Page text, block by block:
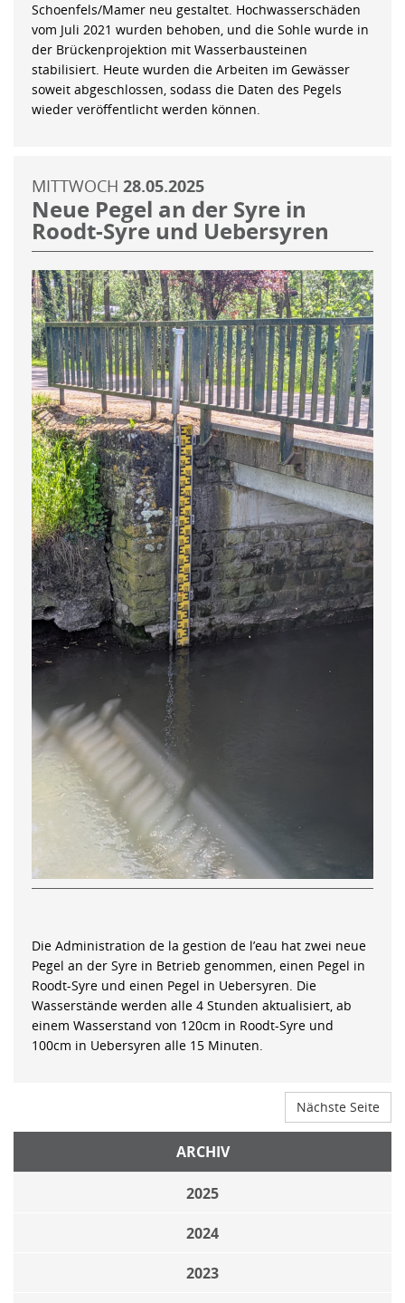
Schoenfels/Mamer neu gestaltet. Hochwasserschäden
vom Juli 2021 wurden behoben, und die Sohle wurde in
der Brückenprojektion mit Wasserbausteinen
stabilisiert. Heute wurden die Arbeiten im Gewässer
soweit abgeschlossen, sodass die Daten des Pegels
wieder veröffentlicht werden können.
MITTWOCH 28.05.2025
Neue Pegel an der Syre in
Roodt-Syre und Uebersyren
Die Administration de la gestion de l’eau hat zwei neue
Pegel an der Syre in Betrieb genommen, einen Pegel in
Roodt-Syre und einen Pegel in Uebersyren. Die
Wasserstände werden alle 4 Stunden aktualisiert, ab
einem Wasserstand von 120cm in Roodt-Syre und
100cm in Uebersyren alle 15 Minuten.
Nächste Seite
ARCHIV
2025
2024
2023